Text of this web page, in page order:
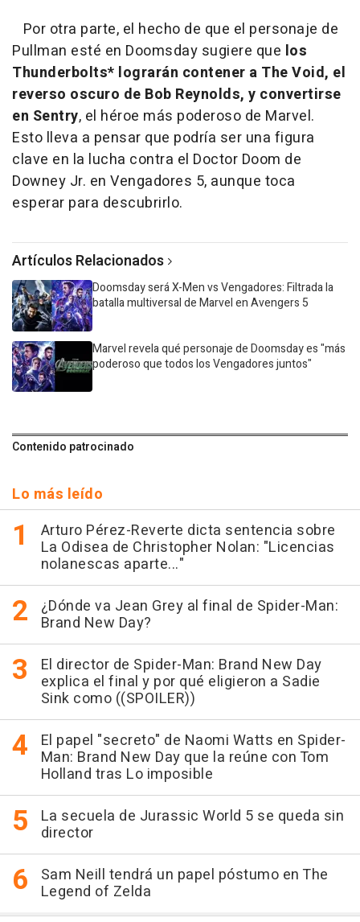
Por otra parte, el hecho de que el personaje de
Pullman esté en Doomsday sugiere que los
Thunderbolts* lograrán contener a The Void, el
reverso oscuro de Bob Reynolds, y convertirse
en Sentry, el héroe más poderoso de Marvel.
Esto lleva a pensar que podría ser una figura
clave en la lucha contra el Doctor Doom de
Downey Jr. en Vengadores 5, aunque toca
esperar para descubrirlo.
Artículos Relacionados
Doomsday será X-Men vs Vengadores: Filtrada la
batalla multiversal de Marvel en Avengers 5
Marvel revela qué personaje de Doomsday es "más
poderoso que todos los Vengadores juntos"
Contenido patrocinado
Lo más leído
Arturo Pérez-Reverte dicta sentencia sobre
La Odisea de Christopher Nolan: "Licencias
nolanescas aparte..."
¿Dónde va Jean Grey al final de Spider-Man:
Brand New Day?
El director de Spider-Man: Brand New Day
explica el final y por qué eligieron a Sadie
Sink como ((SPOILER))
El papel "secreto" de Naomi Watts en Spider-
Man: Brand New Day que la reúne con Tom
Holland tras Lo imposible
La secuela de Jurassic World 5 se queda sin
director
Sam Neill tendrá un papel póstumo en The
Legend of Zelda